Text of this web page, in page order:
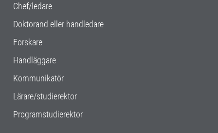
Chef/ledare
Doktorand eller handledare
Forskare
Handläggare
Kommunikatör
Lärare/studierektor
Programstudierektor